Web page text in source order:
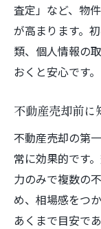
査定」など、物
が高まります。
類、個人情報の
おくと安心です。
不動産売却前に
不動産売却の第
常に効果的です
力のみで複数の
め、相場感をつ
あくまで目安で